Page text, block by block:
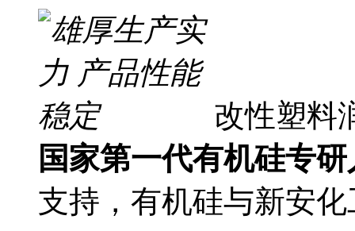
改性塑料
国家第一代有机硅专
支持，有机硅与新安